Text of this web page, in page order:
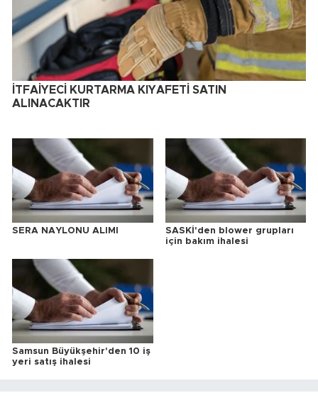
İTFAİYECİ KURTARMA KIYAFETİ SATIN
ALINACAKTIR
SERA NAYLONU ALIMI
SASKİ'den blower grupları
için bakım ihalesi
Samsun Büyükşehir'den 10 iş
yeri satış ihalesi